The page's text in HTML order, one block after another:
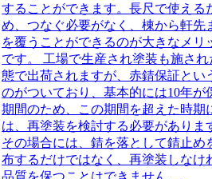
することができます。長尺で使える
め、つなぐ必要がなく、棟から軒先
を覆うことができるのが大きなメリ
です。
工場で生産され塗装も施され
態で出荷されますが、赤錆保証とい
のがついており、基本的には10年が
期間のため、この期間を超えた時期
は、再塗装を検討する必要がありま
その場合には、錆を落として錆止め
布するだけではなく、再塗装しなけ